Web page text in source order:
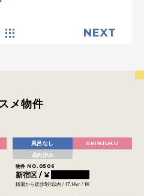
NEXT
メ物件
風呂なし
SHINJUKU
成約済み
物件 NO.0506
新宿区 / ¥
銭湯から徒歩5分以内 / 17.14㎡ / 1K